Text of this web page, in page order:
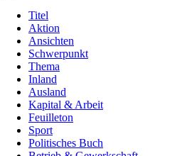
Titel
Aktion
Ansichten
Schwerpunkt
Thema
Inland
Ausland
Kapital & Arbeit
Feuilleton
Sport
Politisches Buch